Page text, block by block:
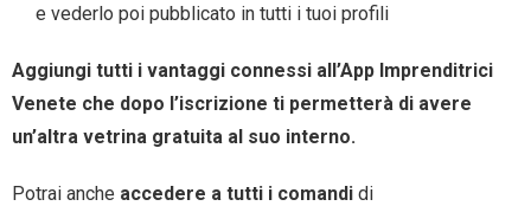
e vederlo poi pubblicato in tutti i tuoi profili
Aggiungi tutti i vantaggi connessi all’App Imprenditrici
Venete che dopo l’iscrizione ti permetterà di avere
un’altra vetrina gratuita al suo interno.
Potrai anche accedere a tutti i comandi di